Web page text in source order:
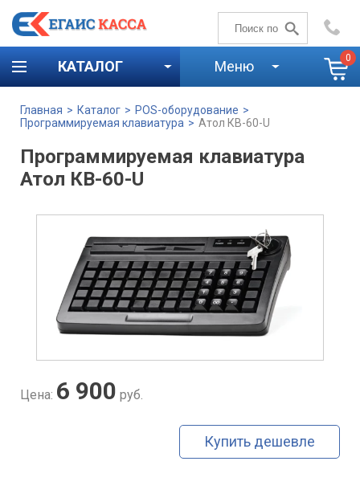
+7 (4842)59-58-00
КАТАЛОГ Меню 0
Главная > Каталог > POS-оборудование >
Программируемая клавиатура > Атол КВ-60-U
Программируемая клавиатура
Атол КВ-60-U
Купить дешевле
Цена: 6 900 руб.